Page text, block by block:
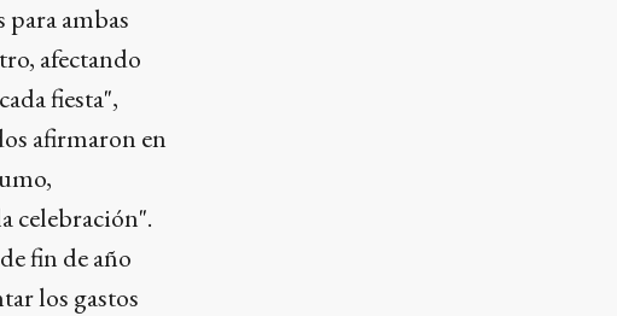
para ambas
afectando
fiesta",
afirmaron en
celebración".
fin de año
los gastos